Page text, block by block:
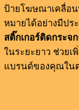
ป้ายโฆษณาเคลื่อน
หมายได้อย่างมีปร
สติ๊กเกอร์ติดกระจ
ในระยะยาว ช่วยเ
แบรนด์ของคุณใน